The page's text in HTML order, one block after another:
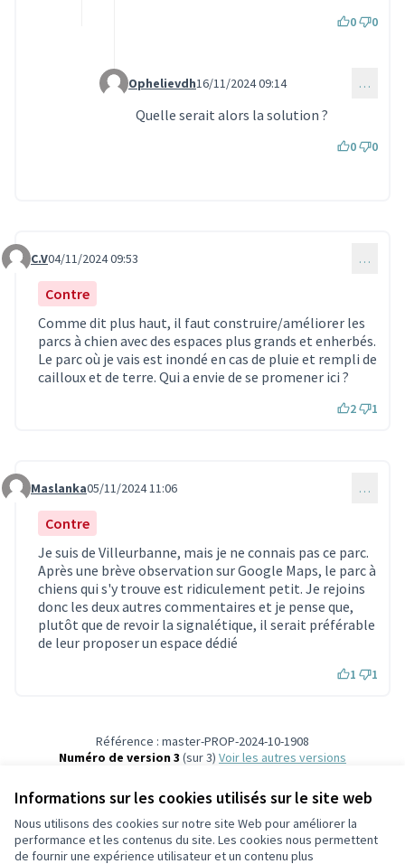
Informations sur les cookies utilisés sur le site web
Nous utilisons des cookies sur notre site Web pour améliorer la
performance et les contenus du site. Les cookies nous permettent
de fournir une expérience utilisateur et un contenu plus
0 0
Commentaire 3541 (réponse au commentaire
Ophelievdh16/11/2024 09:14 …
Quelle serait alors la solution ?
0 0
Commentaire 3422
C.V04/11/2024 09:53 …
Contre
Comme dit plus haut, il faut construire/améliorer les
parcs à chien avec des espaces plus grands et enherbés.
Le parc où je vais est inondé en cas de pluie et rempli de
cailloux et de terre. Qui a envie de se promener ici ?
2 1
Commentaire 3433
Maslanka05/11/2024 11:06 …
Contre
Je suis de Villeurbanne, mais je ne connais pas ce parc.
Après une brève observation sur Google Maps, le parc à
chiens qui s'y trouve est ridiculement petit. Je rejoins
donc les deux autres commentaires et je pense que,
plutôt que de revoir la signalétique, il serait préférable
de leur proposer un espace dédié
1 1
Référence : master-PROP-2024-10-1908
Numéro de version 3 (sur 3)
voir les autres versions
Conditions d'utilisation
Paramètres des cookies
Participez Villeurbanne sur X
Participez Villeurbanne sur Facebook
Participez Villeurbanne sur Instagram
Participez Villeurbanne sur YouTube